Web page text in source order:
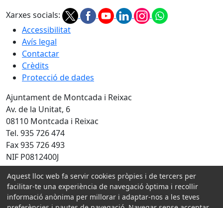
Xarxes socials:
Accessibilitat
Avís legal
Contactar
Crèdits
Protecció de dades
Ajuntament de Montcada i Reixac
Av. de la Unitat, 6
08110 Montcada i Reixac
Tel. 935 726 474
Fax 935 726 493
NIF P0812400J
Amb la col·laboració de:
Aquest lloc web fa servir cookies pròpies i de tercers per
facilitar-te una experiència de navegació òptima i recollir
informació anònima per millorar i adaptar-nos a les teves